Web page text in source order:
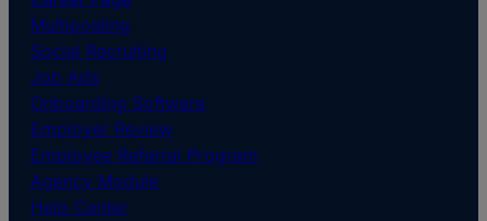
Multiposting
Social Recruiting
Job Ads
Onboarding Software
Employer Review
Employee Referral Program
Agency Module
Help Center